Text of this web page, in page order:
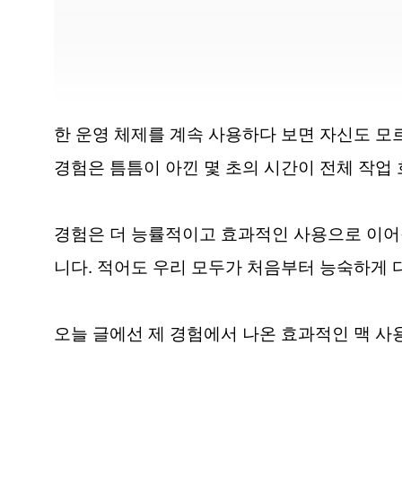
한 운영 체제를 계속 사용하다 보면 자신도
경험은 틈틈이 아낀 몇 초의 시간이 전체 작
경험은 더 능률적이고 효과적인 사용으로 이
니다. 적어도 우리 모두가 처음부터 능숙하게
오늘 글에선 제 경험에서 나온 효과적인 맥